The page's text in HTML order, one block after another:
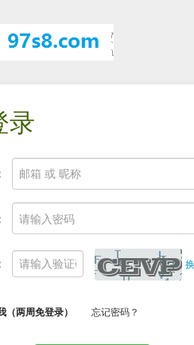
录
（两周免登录） 忘记密码？